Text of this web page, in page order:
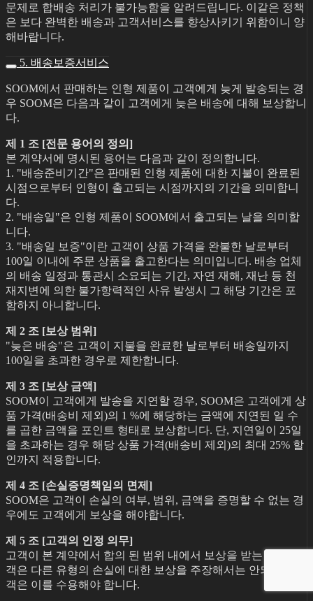
문제로 합배송 처리가 불가능함을 알려드립니다. 이같은 정책
은 보다 완벽한 배송과 고객서비스를 향상사키기 위함이니 양
해바랍니다.
5. 배송보증서비스
SOOM에서 판매하는 인형 제품이 고객에게 늦게 발송되는 경
우 SOOM은 다음과 같이 고객에게 늦은 배송에 대해 보상합니
다.
제 1 조 [전문 용어의 정의]
본 계약서에 명시된 용어는 다음과 같이 정의합니다.
1. "배송준비기간"은 판매된 인형 제품에 대한 지불이 완료된
시점으로부터 인형이 출고되는 시점까지의 기간을 의미합니
다.
2. "배송일"은 인형 제품이 SOOM에서 출고되는 날을 의미합
니다.
3. "배송일 보증"이란 고객이 상품 가격을 완불한 날로부터
100일 이내에 주문 상품을 출고한다는 의미입니다. 배송 업체
의 배송 일정과 통관시 소요되는 기간, 자연 재해, 재난 등 천
재지변에 의한 불가항력적인 사유 발생시 그 해당 기간은 포
함하지 아니합니다.
제 2 조 [보상 범위]
"늦은 배송"은 고객이 지불을 완료한 날로부터 배송일까지
100일을 초과한 경우로 제한합니다.
제 3 조 [보상 금액]
SOOM이 고객에게 발송을 지연할 경우, SOOM은 고객에게 상
품 가격(배송비 제외)의 1 %에 해당하는 금액에 지연된 일 수
를 곱한 금액을 포인트 형태로 보상합니다. 단, 지연일이 25일
을 초과하는 경우 해당 상품 가격(배송비 제외)의 최대 25% 할
인까지 적용합니다.
제 4 조 [손실증명책임의 면제]
SOOM은 고객이 손실의 여부, 범위, 금액을 증명할 수 없는 경
우에도 고객에게 보상을 해야합니다.
제 5 조 [고객의 인정 의무]
고객이 본 계약에서 합의 된 범위 내에서 보상을 받는 경우, 고
객은 다른 유형의 손실에 대한 보상을 주장해서는 안되며, 고
객은 이를 수용해야 합니다.